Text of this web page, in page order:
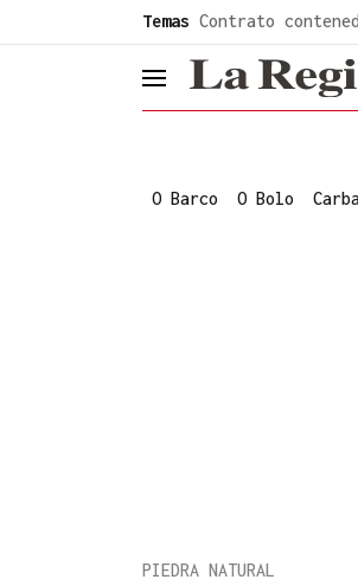
Temas Contrato
header.menu.open
O Barco O Bolo
PIEDRA NATURAL